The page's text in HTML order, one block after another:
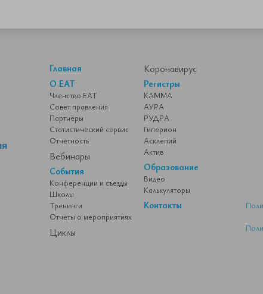
Главная
О ЕАТ
Членство ЕАТ
Совет правления
Партнёры
Статистический сервис
Отчетность
Вебинары
События
Конференции и съезды
Школы
Тренинги
Отчеты о мероприятиях
Циклы
Коронавирус
Регистры
КАММА
АУРА
РУДРА
Гиперион
Асклепий
Актив
Образование
Видео
Калькуляторы
Контакты